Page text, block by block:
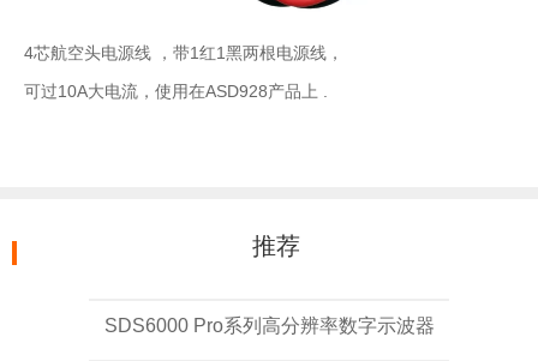
4芯航空头电源线 ，带1红1黑两根电源线，
可过10A大电流，使用在ASD928产品上 .
推荐
SDS6000 Pro系列高分辨率数字示波器